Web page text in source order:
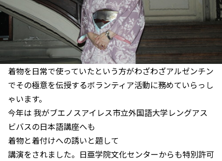
着物を日常で使っていたという方がわざわざアルゼンチン
でその極意を伝授するボランティア活動に務めていらっし
ゃいます。
今年は 我がブエノスアイレス市立外国語大学レングアス
ビバスの日本語講座へも
着物と着付けへの誘いと題して
講演をされました。日亜学院文化センターからも特別許可